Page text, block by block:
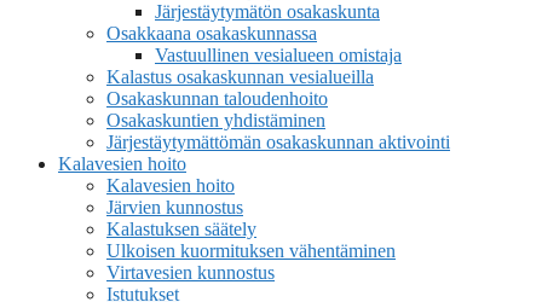
Järjestäytymätön osakaskunta
Osakkaana osakaskunnassa
Vastuullinen vesialueen omistaja
Kalastus osakaskunnan vesialueilla
Osakaskunnan taloudenhoito
Osakaskuntien yhdistäminen
Järjestäytymättömän osakaskunnan aktivointi
Kalavesien hoito
Kalavesien hoito
Järvien kunnostus
Kalastuksen säätely
Ulkoisen kuormituksen vähentäminen
Virtavesien kunnostus
Istutukset